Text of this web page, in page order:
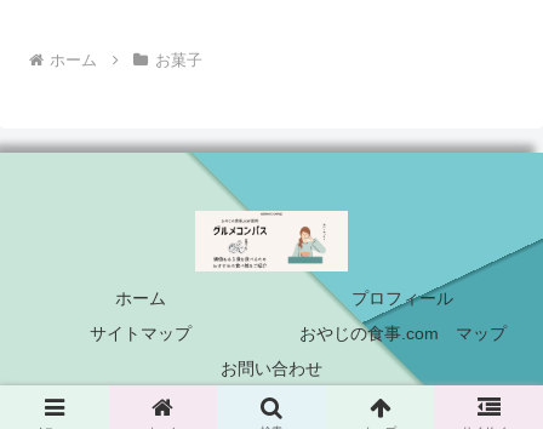
ホーム お菓子
ホーム
プロフィール
サイトマップ
おやじの食事.com マップ
お問い合わせ
© 2019 グルメコンパス.